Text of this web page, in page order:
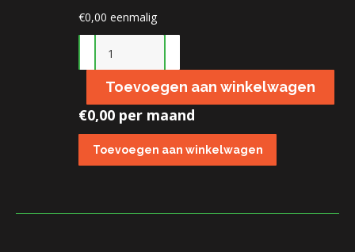
€0,00 eenmalig
veranda
aantalToevoegen aan winkelwagen
€0,00 per maand